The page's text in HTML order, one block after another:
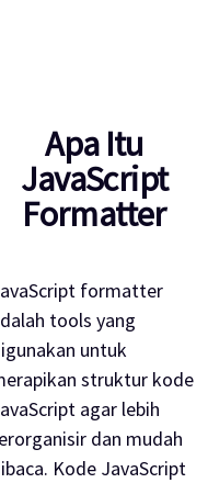
Apa Itu
JavaScript
Formatter
formatter
tools yang
untuk
struktur kode
agar lebih
dan mudah
Kode JavaScript